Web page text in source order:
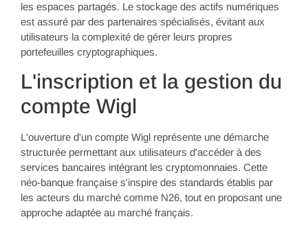
les espaces partagés. Le stockage des actifs numériques
est assuré par des partenaires spécialisés, évitant aux
utilisateurs la complexité de gérer leurs propres
portefeuilles cryptographiques.
L'inscription et la gestion du
compte Wigl
L'ouverture d'un compte Wigl représente une démarche
structurée permettant aux utilisateurs d'accéder à des
services bancaires intégrant les cryptomonnaies. Cette
néo-banque française s'inspire des standards établis par
les acteurs du marché comme N26, tout en proposant une
approche adaptée au marché français.